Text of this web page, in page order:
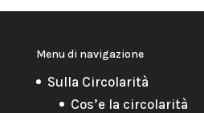
Menu di navigazione
Sulla Circolarità
Cos’e la circolarità